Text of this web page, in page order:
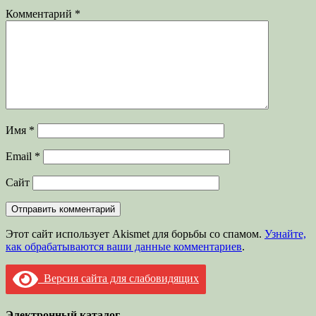
Комментарий *
Имя *
Email *
Сайт
Этот сайт использует Akismet для борьбы со спамом. Узнайте,
как обрабатываются ваши данные комментариев.
Версия сайта для слабовидящих